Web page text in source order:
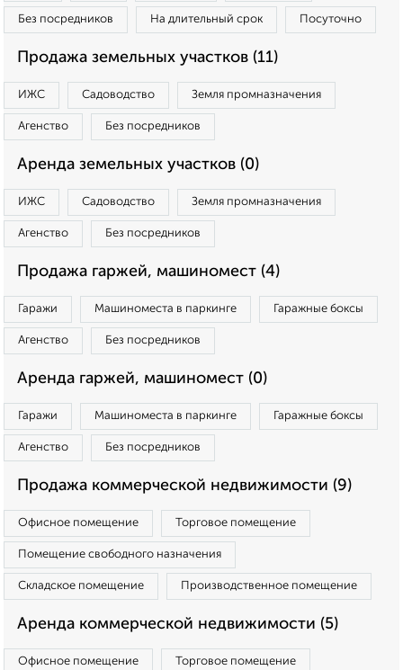
Без посредников На длительный срок Посуточно
Продажа земельных участков (11)
ИЖС Садоводство Земля промназначения
Агенство Без посредников
Аренда земельных участков (0)
ИЖС Садоводство Земля промназначения
Агенство Без посредников
Продажа гаржей, машиномест (4)
Гаражи Машиноместа в паркинге Гаражные боксы
Агенство Без посредников
Аренда гаржей, машиномест (0)
Гаражи Машиноместа в паркинге Гаражные боксы
Агенство Без посредников
Продажа коммерческой недвижимости (9)
Офисное помещение Торговое помещение
Помещение свободного назначения
Складское помещение Производственное помещение
Аренда коммерческой недвижимости (5)
Офисное помещение Торговое помещение